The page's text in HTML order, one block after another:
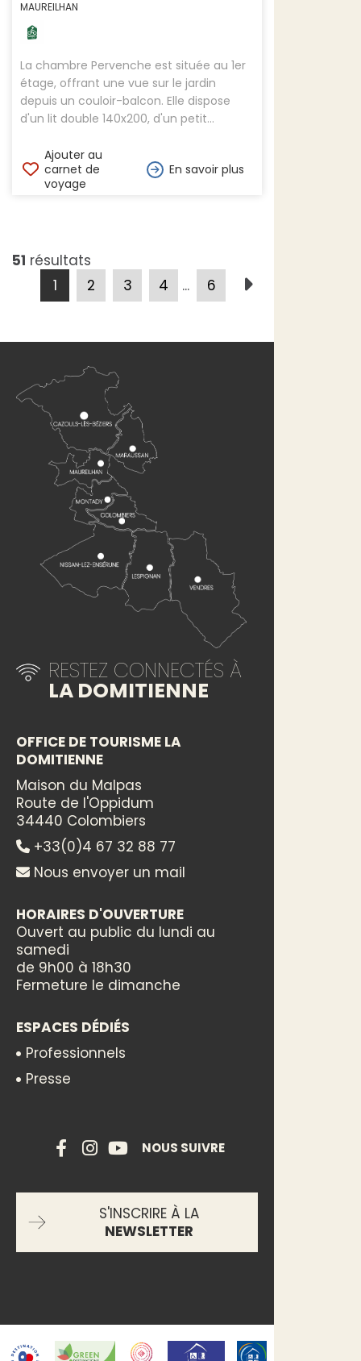
MAUREILHAN
La chambre Pervenche est située au 1er
étage, offrant une vue sur le jardin
depuis un couloir-balcon. Elle dispose
d'un lit double 140x200, d'un petit...
Ajouter au
carnet de
voyage
En savoir plus
51 résultats
1
2 3 4 ... 6
RESTEZ CONNECTÉS À
LA DOMITIENNE
OFFICE DE TOURISME LA
DOMITIENNE
Maison du Malpas
Route de l'Oppidum
34440 Colombiers
+33(0)4 67 32 88 77
Nous envoyer un mail
HORAIRES D'OUVERTURE
Ouvert au public du lundi au
samedi
de 9h00 à 18h30
Fermeture le dimanche
ESPACES DÉDIÉS
Professionnels
Presse
NOUS SUIVRE
S'INSCRIRE À LA
NEWSLETTER